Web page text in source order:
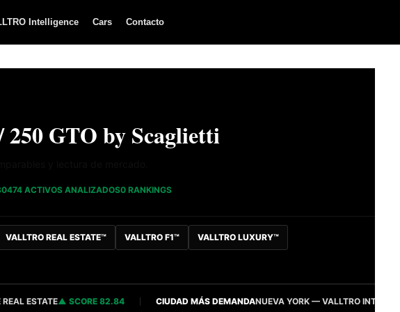
Intelligence Cars Contacto
GTO by Scaglietti
474 ACTIVOS ANALIZADOS0 RANKINGS
VALLTRO REAL ESTATE™ VALLTRO F1™ VALLTRO LUXURY™
SCORE 82.84 CIUDAD MÁS DEMANDANUEVA YORK — VALLTRO INTELLIGENCE